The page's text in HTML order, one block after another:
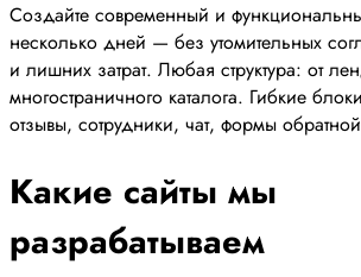
Создайте современный и
несколько дней — без утомительных
и лишних затрат. Любая структура: от
многостраничного каталога. Гибкие
отзывы, сотрудники, чат, формы
Какие сайты мы
разрабатываем